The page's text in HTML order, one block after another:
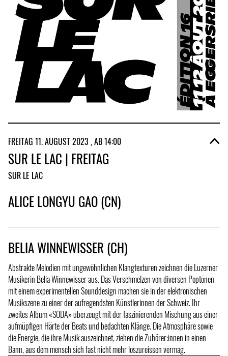
FREITAG 11. AUGUST 2023 , AB 14:00
SUR LE LAC | FREITAG
SUR LE LAC
ALICE LONGYU GAO (CN)
BELIA WINNEWISSER (CH)
Abstrakte Melodien mit ungewöhnlichen Klangtexturen zeichnen die Luzerner
Musikerin Belia Winnewisser aus. Das Verschmelzen von diversen Poptönen
mit einem experimentellen Sounddesign machen sie in der elektronischen
Musikszene zu einer der aufregendsten Künstlerinnen der Schweiz. Ihr
zweites Album «SODA» überzeugt mit der faszinierenden Mischung aus einer
aufmüpfigen Härte der Beats und bedachten Klänge. Die Atmosphäre sowie
die Energie, die ihre Musik auszeichnet, ziehen die Zuhörer:innen in einen
Bann, aus dem mensch sich fast nicht mehr loszureissen vermag.